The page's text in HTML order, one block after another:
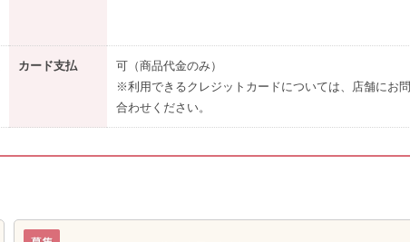
カード支払
可（商品代金のみ）
※利用できるクレジットカードについては、店舗にお
合わせください。